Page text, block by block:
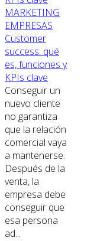
MARKETING
EMPRESAS
Customer
success: qué
es, funciones y
KPIs clave
Conseguir un
nuevo cliente
no garantiza
que la relación
comercial vaya
a mantenerse.
Después de la
venta, la
empresa debe
conseguir que
esa persona
ad...